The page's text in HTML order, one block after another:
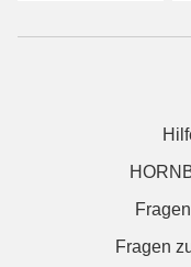
Fragen